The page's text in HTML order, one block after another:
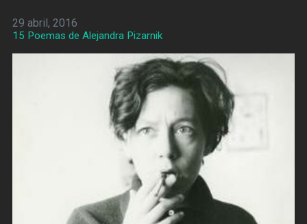
29 abril, 2016
15 Poemas de Alejandra Pizarnik